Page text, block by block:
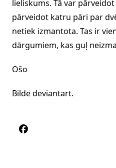
lieliskums. Tā var
pārveidot katru pāri par
netiek izmantota. Tas ir
dārgumiem, kas guļ
Ošo
Bilde deviantart.